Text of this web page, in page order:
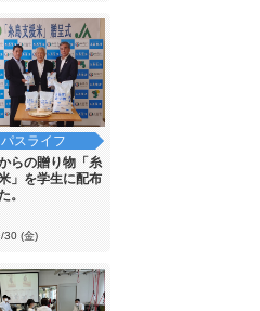
スライフ
らの贈り物「糸
」を学生に配布
。
30 (金)